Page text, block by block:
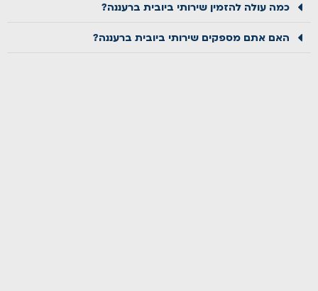
כמה עולה להזמין שירותי ביובית ברעננה?
האם אתם מספקים שירותי ביובית ברעננה?